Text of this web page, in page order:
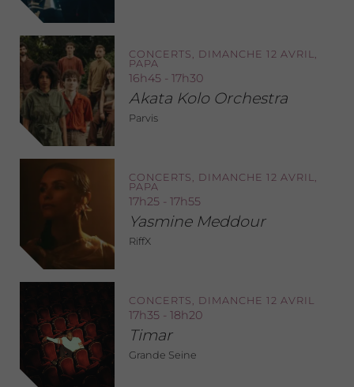
CONCERTS, DIMANCHE 12 AVRIL,
PAPA
16h45 - 17h30
Akata Kolo Orchestra
Parvis
CONCERTS, DIMANCHE 12 AVRIL,
PAPA
17h25 - 17h55
Yasmine Meddour
RiffX
CONCERTS, DIMANCHE 12 AVRIL
17h35 - 18h20
Timar
Grande Seine